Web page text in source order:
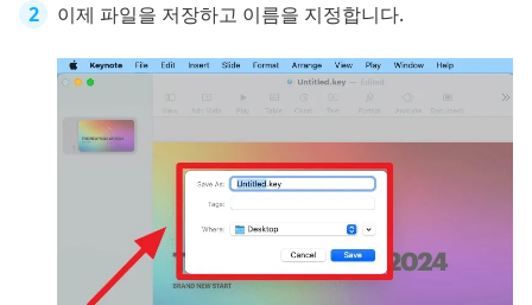
이제 파일을 저장하고 이름을 지정합니다.